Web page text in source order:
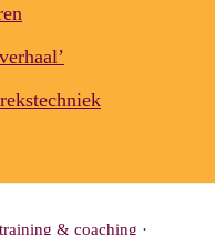
& coaching ·